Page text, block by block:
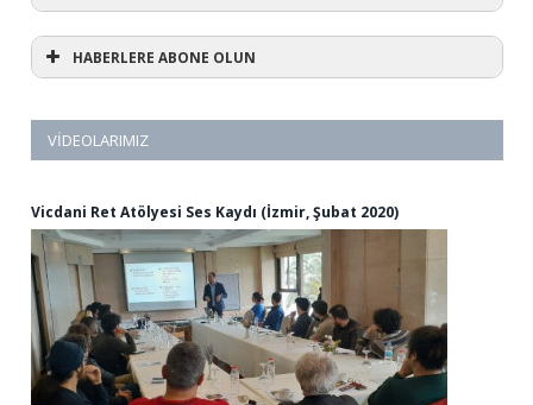
HABERLERE ABONE OLUN
VIDEOLARIMIZ
Vicdani Ret Atölyesi Ses Kaydı (İzmir, Şubat 2020)